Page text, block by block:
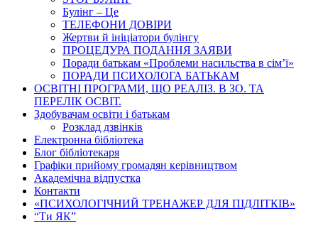
Булінг – Це
ТЕЛЕФОНИ ДОВІРИ
Жертви й ініціатори булінгу
ПРОЦЕДУРА ПОДАННЯ ЗАЯВИ
Поради батькам «Проблеми насильства в сім’ї»
ПОРАДИ ПСИХОЛОГА БАТЬКАМ
ОСВІТНІ ПРОГРАМИ, ЩО РЕАЛІЗ. В ЗО. ТА
ПЕРЕЛІК ОСВІТ.
Здобувачам освіти і батькам
Розклад дзвінків
Електронна бібліотека
Блог бібліотекаря
Графіки прийому громадян керівництвом
Академічна відпустка
Контакти
«ПСИХОЛОГІЧНИЙ ТРЕНАЖЕР ДЛЯ ПІДЛІТКІВ»
“Ти ЯК”